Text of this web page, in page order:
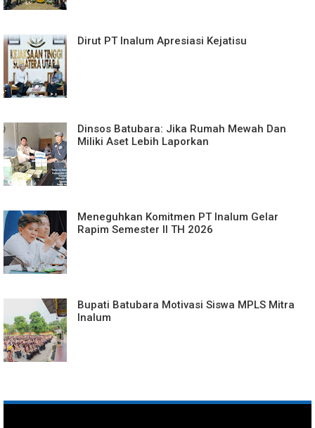
Dirut PT Inalum Apresiasi Kejatisu
Dinsos Batubara: Jika Rumah Mewah Dan
Miliki Aset Lebih Laporkan
Meneguhkan Komitmen PT Inalum Gelar
Rapim Semester II TH 2026
Bupati Batubara Motivasi Siswa MPLS Mitra
Inalum